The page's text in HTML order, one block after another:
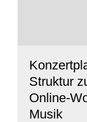
Struktur
Online-
Musik